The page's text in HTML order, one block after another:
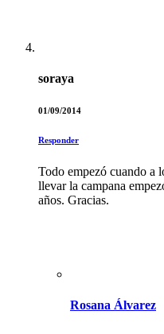
soraya
01/09/2014
Responder
Todo empezó cuando a
llevar la campana
años. Gracias.
Rosana Álvarez